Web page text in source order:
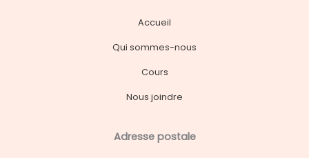
Accueil
Qui sommes-nous
Cours
Nous joindre
Adresse postale